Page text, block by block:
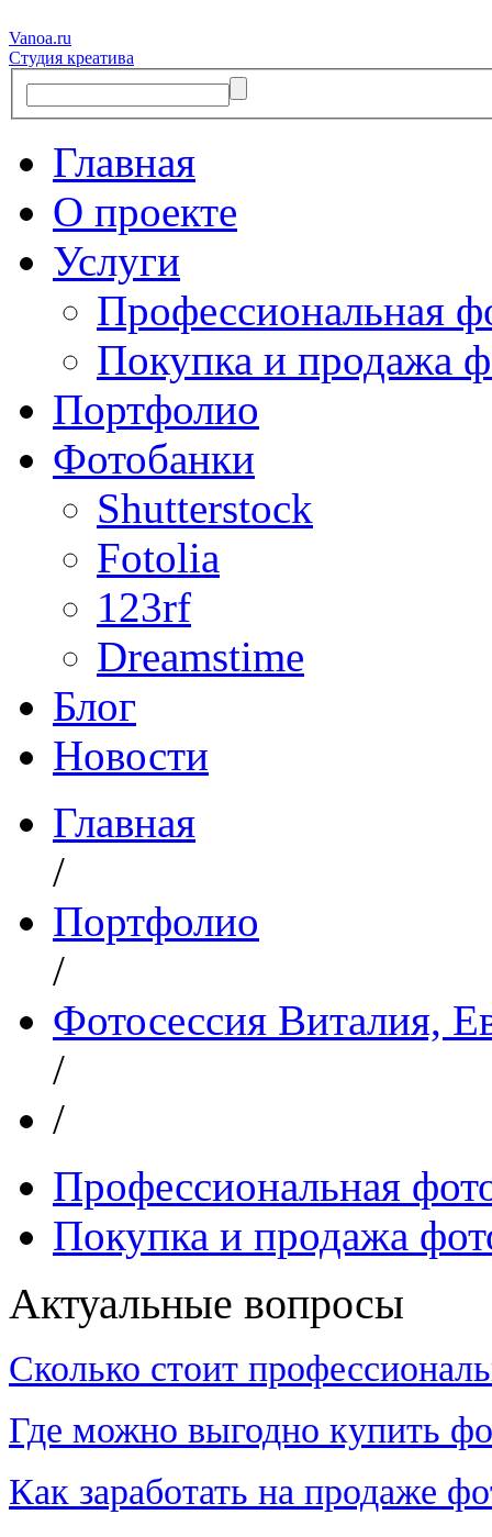
Vanoa.ru
Студия креатива
Главная
О проекте
Услуги
Профессиональная
Покупка и продажа
Портфолио
Фотобанки
Shutterstock
Fotolia
123rf
Dreamstime
Блог
Новости
Главная
/
Портфолио
/
Фотосессия Виталия,
/
/
Профессиональная
Покупка и продажа
Актуальные вопросы
Сколько стоит
Где можно выгодно купить
Как заработать на продаже